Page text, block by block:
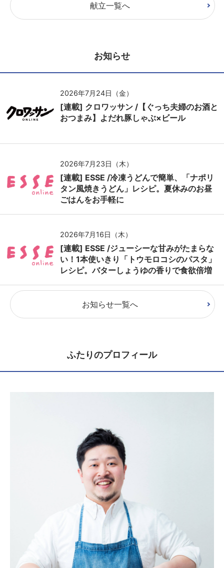
献立一覧へ
お知らせ
2026年7月24日（金）
[連載] クロワッサン /【ぐっち夫婦のお酒と
おつまみ】よだれ豚しゃぶ×ビール
2026年7月23日（木）
[連載] ESSE /冷凍うどんで簡単、「ナポリ
タン風焼きうどん」レシピ。夏休みのお昼
ごはんをお手軽に
2026年7月16日（木）
[連載] ESSE /ジューシーな甘みがたまらな
い！1本使いきり「トウモロコシのパスタ」
レシピ。バターしょうゆの香りで食欲倍増
お知らせ一覧へ
ふたりのプロフィール